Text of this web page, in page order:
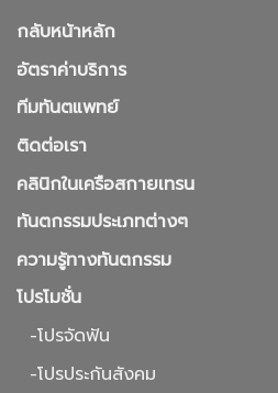
กลับหน้าหลัก
อัตราค่าบริการ
ทีมทันตแพทย์
ติดต่อเรา
คลินิกในเครือสกายเทรน
ทันตกรรมประเภทต่างๆ
ความรู้ทางทันตกรรม
โปรโมชั่น
-โปรจัดฟัน
-โปรประกันสังคม